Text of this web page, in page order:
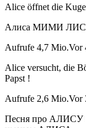
Alice öffnet die
Алиса МИМИ
Aufrufe 4,7 Mio.Vor
Alice versucht, die
Papst !
Aufrufe 2,6 Mio.Vor
Песня про АЛИСУ